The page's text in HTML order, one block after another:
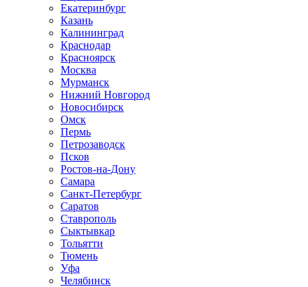
Екатеринбург
Казань
Калининград
Краснодар
Красноярск
Москва
Мурманск
Нижний Новгород
Новосибирск
Омск
Пермь
Петрозаводск
Псков
Ростов-на-Дону
Самара
Санкт-Петербург
Саратов
Ставрополь
Сыктывкар
Тольятти
Тюмень
Уфа
Челябинск